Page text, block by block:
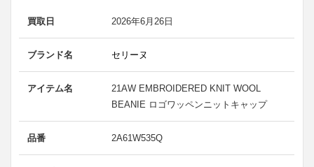
買取日 2026年6月26日
ブランド名 セリーヌ
アイテム名
21AW EMBROIDERED KNIT WOOL
BEANIE ロゴワッペンニットキャップ
品番 2A61W535Q